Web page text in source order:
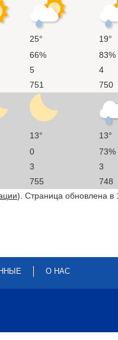
25° 19°
66% 83%
5 4
751 750
13° 13°
0 73%
3 3
755 748
). Страница обновлена
О НАС